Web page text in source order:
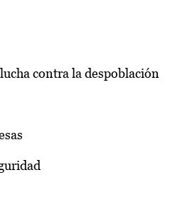
contra la despoblación